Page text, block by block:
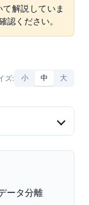
解説していま
認ください。
ズ: 小 中 大
ータ分離